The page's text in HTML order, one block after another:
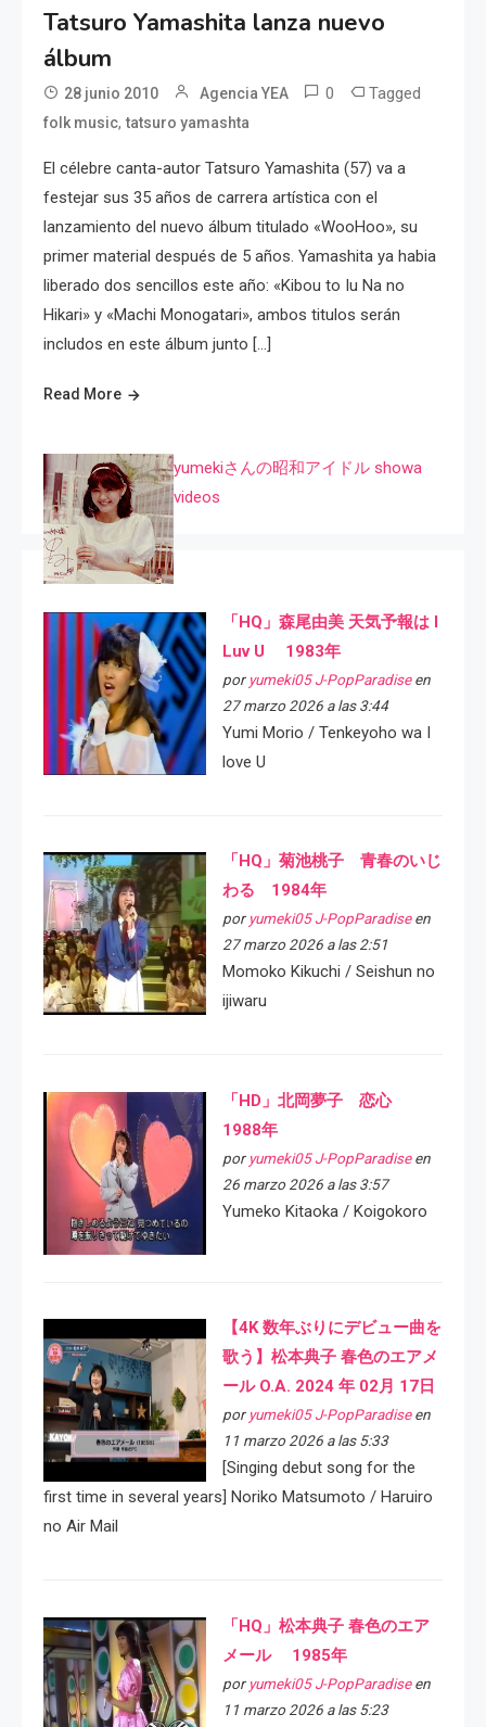
Tatsuro Yamashita lanza nuevo
álbum
28 junio 2010 Agencia YEA 0 Tagged
folk music,tatsuro yamashta
El célebre canta-autor Tatsuro Yamashita (57) va a
festejar sus 35 años de carrera artística con el
lanzamiento del nuevo álbum titulado «WooHoo», su
primer material después de 5 años. Yamashita ya habia
liberado dos sencillos este año: «Kibou to Iu Na no
Hikari» y «Machi Monogatari», ambos titulos serán
includos en este álbum junto […]
Read More
yumekiさんの昭和アイドル showa
videos
「HQ」森尾由美 天気予報は I
Luv U 1983年
por yumeki05 J-PopParadiseen
27 marzo 2026 a las 3:44
Yumi Morio / Tenkeyoho wa I
love U
「HQ」菊池桃子 青春のいじ
わる 1984年
por yumeki05 J-PopParadiseen
27 marzo 2026 a las 2:51
Momoko Kikuchi / Seishun no
ijiwaru
「HD」北岡夢子 恋心
1988年
por yumeki05 J-PopParadiseen
26 marzo 2026 a las 3:57
Yumeko Kitaoka / Koigokoro
【4K 数年ぶりにデビュー曲を
歌う】松本典子 春色のエアメ
ール O.A. 2024 年 02月 17日
por yumeki05 J-PopParadiseen
11 marzo 2026 a las 5:33
[Singing debut song for the
first time in several years] Noriko Matsumoto / Haruiro
no Air Mail
「HQ」松本典子 春色のエア
メール 1985年
por yumeki05 J-PopParadiseen
11 marzo 2026 a las 5:23